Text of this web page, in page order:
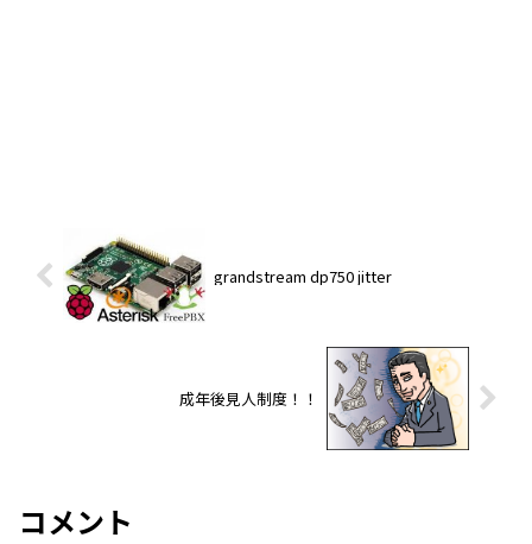
grandstream dp750 jitter
成年後見人制度！！
コメント